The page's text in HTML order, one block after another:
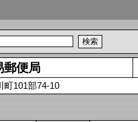
郵便局
町101部74-10